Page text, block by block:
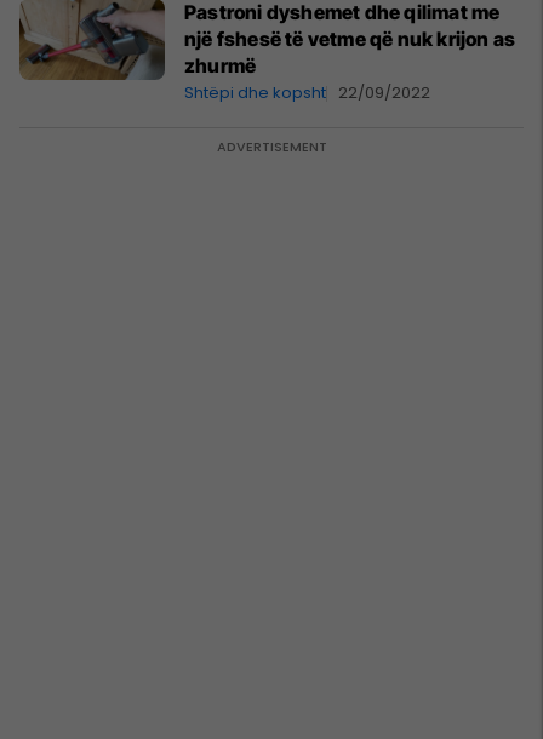
Pastroni dyshemet dhe qilimat me
një fshesë të vetme që nuk krijon as
zhurmë
Shtëpi dhe kopsht 22/09/2022